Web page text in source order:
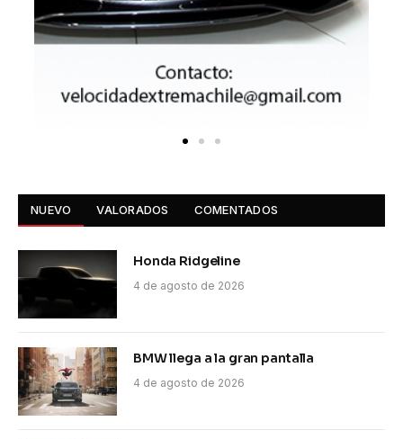
NUEVO VALORADOS COMENTADOS
Honda Ridgeline
4 de agosto de 2026
BMW llega a la gran pantalla
4 de agosto de 2026